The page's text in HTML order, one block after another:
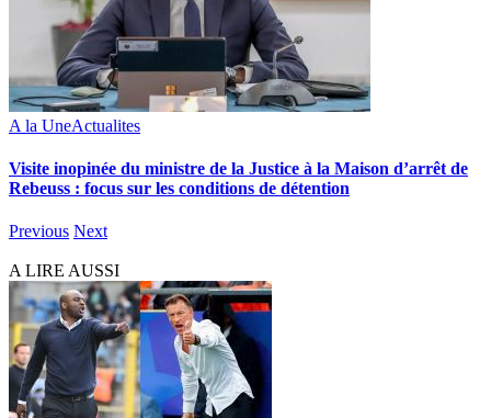
A la UneActualites
Visite inopinée du ministre de la Justice à la Maison d’arrêt de
Rebeuss : focus sur les conditions de détention
Previous Next
A LIRE AUSSI